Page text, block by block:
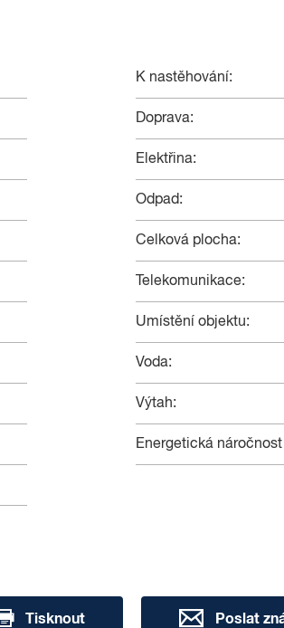
K nastěhování:
Doprava:
Elektřina:
Odpad:
Celková plocha:
Telekomunikace:
Umístění objektu:
Voda:
Výtah:
Energetická
Tisknout Poslat